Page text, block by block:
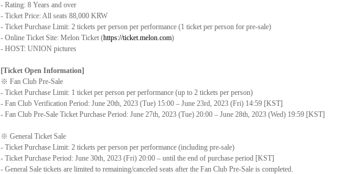
- Rating: 8 Years and over
- Ticket Price: All seats 88,000 KRW
- Ticket Purchase Limit: 2 tickets per person per performance (1 ticket per person for pre-sale)
- Online Ticket Site: Melon Ticket (https://ticket.melon.com)
- HOST: UNION pictures
[Ticket Open Information]
※ Fan Club Pre-Sale
- Ticket Purchase Limit: 1 ticket per person per performance (up to 2 tickets per person)
- Fan Club Verification Period: June 20th, 2023 (Tue) 15:00 – June 23rd, 2023 (Fri) 14:59 [KST]
- Fan Club Pre-Sale Ticket Purchase Period: June 27th, 2023 (Tue) 20:00 – June 28th, 2023 (Wed) 19:59 [KST]
※ General Ticket Sale
- Ticket Purchase Limit: 2 tickets per person per performance (including pre-sale)
- Ticket Purchase Period: June 30th, 2023 (Fri) 20:00 – until the end of purchase period [KST]
- General Sale tickets are limited to remaining/canceled seats after the Fan Club Pre-Sale is completed.